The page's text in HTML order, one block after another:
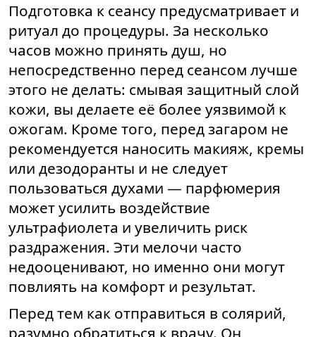
Подготовка к сеансу предусматривает и
ритуал до процедуры. За несколько
часов можно принять душ, но
непосредственно перед сеансом лучше
этого не делать: смывая защитный слой
кожи, вы делаете её более уязвимой к
ожогам. Кроме того, перед загаром не
рекомендуется наносить макияж, кремы
или дезодоранты и не следует
пользоваться духами — парфюмерия
может усилить воздействие
ультрафиолета и увеличить риск
раздражения. Эти мелочи часто
недооценивают, но именно они могут
повлиять на комфорт и результат.
Перед тем как отправиться в солярий,
разумно обратиться к врачу. Он